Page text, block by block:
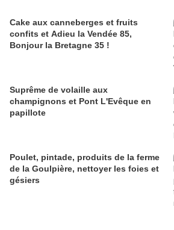
Cake aux canneberges et fruits
confits et Adieu la Vendée 85,
Bonjour la Bretagne 35 !
Suprême de volaille aux
champignons et Pont L'Evêque en
papillote
Poulet, pintade, produits de la ferme
de la Goulpière, nettoyer les foies et
gésiers